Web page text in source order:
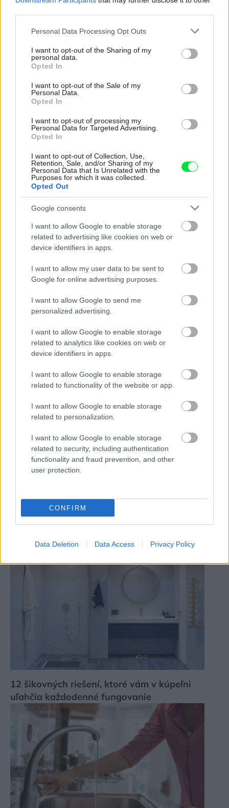
Please note that this website/app uses one or more Google
not limited to your visit or usage behaviour. You may click to
grant or deny consent to Google and its third-party tags to
use your data for below specified purposes in below Google
consent section.
Personal Data Processing Opt Outs
I want to opt-out of the Sharing of my
personal data.
Opted In
I want to opt-out of the Sale of my
Personal Data.
Opted In
I want to opt-out of processing my
Personal Data for Targeted Advertising.
Opted In
I want to opt-out of Collection, Use,
Retention, Sale, and/or Sharing of my
Personal Data that Is Unrelated with the
Purposes for which it was collected.
Opted Out
Google consents
I want to allow Google to enable storage
related to advertising like cookies on web or
device identifiers in apps.
I want to allow my user data to be sent to
Google for online advertising purposes.
I want to allow Google to send me
personalized advertising.
I want to allow Google to enable storage
related to analytics like cookies on web or
device identifiers in apps.
I want to allow Google to enable storage
related to functionality of the website or app.
I want to allow Google to enable storage
related to personalization.
I want to allow Google to enable storage
related to security, including authentication
functionality and fraud prevention, and other
user protection.
CONFIRM
Data Deletion Data Access Privacy Policy
Šíri sa z odpadkového koša silný zápach?
Tieto kroky vám pomôžu zbaviť sa ho
Ako si vybrať vaňu? Okrem veľkosti a tvaru
myslite i na materiál
Toto sú najčastejšie chyby pri praní bielizne.
Robíte ich aj vy?
12 šikovných riešení, ktoré vám v kúpeľni
uľahčia každodenné fungovanie